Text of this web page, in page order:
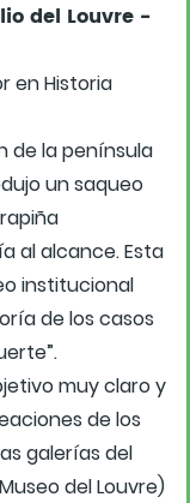
del Louvre -
en Historia
de la península
un saqueo
al alcance. Esta
institucional
de los casos
muy claro y
de los
galerías del
del Louvre)